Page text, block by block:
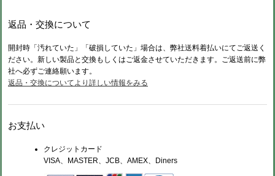
返品・交換について
開封時「汚れていた」「破損していた」場合は、弊社送料着払いにてご返送く
ださい。新しい製品と交換もしくはご返金させていただきます。ご返送前に弊
社へ必ずご連絡願います。
返品・交換についてより詳しい情報をみる
お支払い
クレジットカード
VISA、MASTER、JCB、AMEX、Diners